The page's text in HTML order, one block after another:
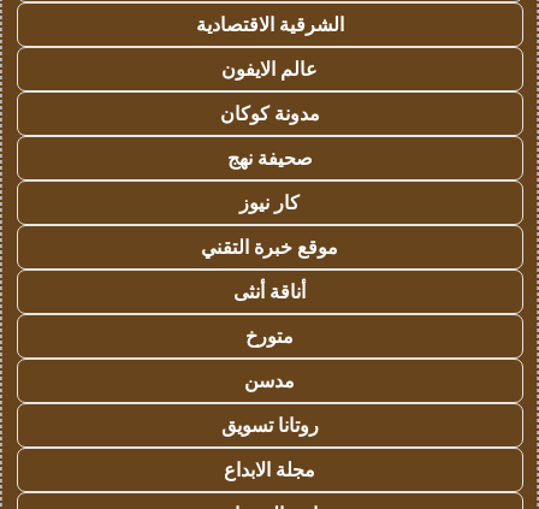
الشرقية الاقتصادية
عالم الايفون
مدونة كوكان
صحيفة نهج
كار نيوز
موقع خبرة التقني
أناقة أنثى
متورخ
مدسن
روتانا تسويق
مجلة الابداع